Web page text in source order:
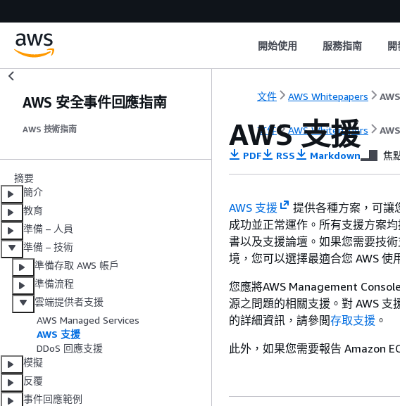
開始使用 服務指南 開
AWS 安全事件回應指南
AWS 技術指南
摘要
簡介
教育
準備 – 人員
準備 – 技術
準備存取 AWS 帳戶
準備流程
雲端提供者支援
AWS Managed Services
AWS 支援
DDoS 回應支援
模擬
反覆
事件回應範例
文件 AWS Whitepapers
文件 AWS Whitepapers
AWS 支援
PDF RSS Markdown 焦
AWS 支援
提供各種方案，可讓
成功並正常運作。所有支援方案
書以及支援論壇。如果您需要技
境，您可以選擇最適合您 AWS 使
您應將AWS Management
源之問題的相關支援。對 AWS 支
的詳細資訊，請參閲存取支援 。
此外，如果您需要報告 Amazon